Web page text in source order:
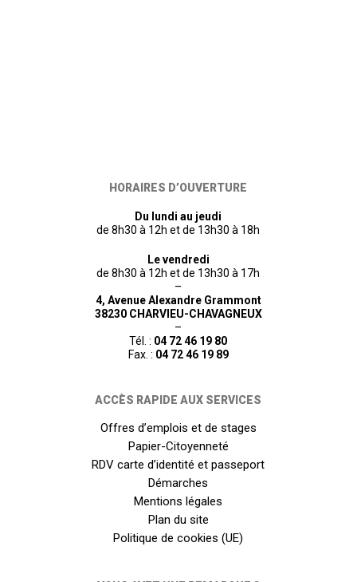
HORAIRES D’OUVERTURE
Du lundi au jeudi
de 8h30 à 12h et de 13h30 à 18h
Le vendredi
de 8h30 à 12h et de 13h30 à 17h
–
4, Avenue Alexandre Grammont
38230 CHARVIEU-CHAVAGNEUX
–
Tél. : 04 72 46 19 80
Fax. : 04 72 46 19 89
ACCÈS RAPIDE AUX SERVICES
Offres d’emplois et de stages
Papier-Citoyenneté
RDV carte d’identité et passeport
Démarches
Mentions légales
Plan du site
Politique de cookies (UE)